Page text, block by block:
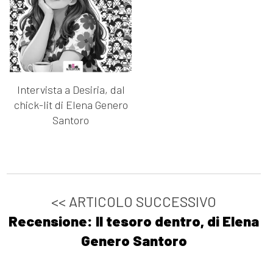
Intervista a Desiria, dal
chick-lit di Elena Genero
Santoro
<< ARTICOLO SUCCESSIVO
Recensione: Il tesoro dentro, di Elena
Genero Santoro